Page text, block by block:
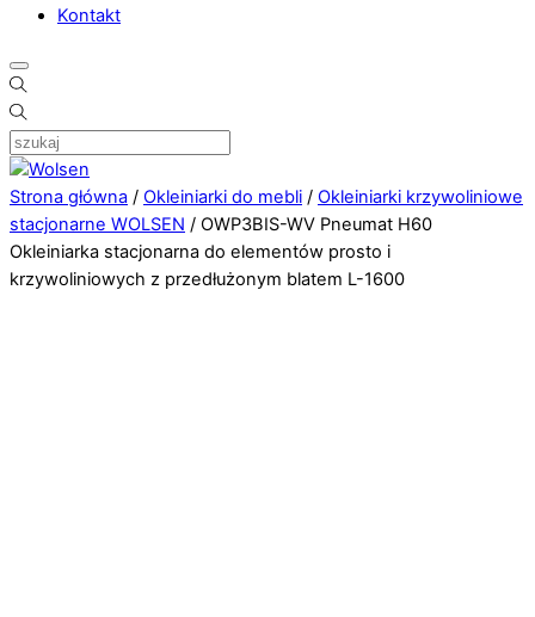
Kontakt
Strona główna / Okleiniarki do mebli / Okleiniarki krzywoliniowe
stacjonarne WOLSEN / OWP3BIS-WV Pneumat H60
Okleiniarka stacjonarna do elementów prosto i
krzywoliniowych z przedłużonym blatem L-1600